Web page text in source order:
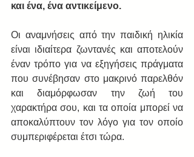
και ένα, ένα αντικείμενο.
Οι αναμνήσεις από την παιδική ηλικία
είναι ιδιαίτερα ζωντανές και αποτελούν
έναν τρόπο για να εξηγήσεις πράγματα
που συνέβησαν στο μακρινό παρελθόν
και διαμόρφωσαν την ζωή του
χαρακτήρα σου, και τα οποία μπορεί να
αποκαλύπτουν τον λόγο για τον οποίο
συμπεριφέρεται έτσι τώρα.